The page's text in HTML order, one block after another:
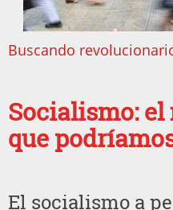
Buscando
Socialismo: el
que
El socialismo a